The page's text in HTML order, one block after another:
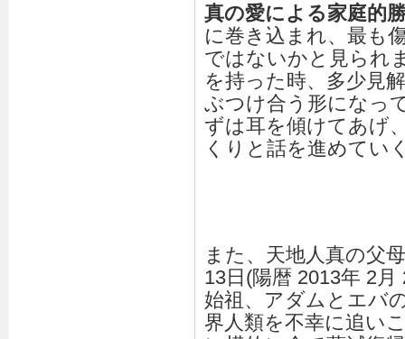
真の愛による家庭的
に巻き込まれ、最も
ではないかと見られ
を持った時、多少見
ぶつけ合う形になっ
ずは耳を傾けてあげ
くりと話を進めてい
また、天地人真の父
13日(陽暦 2013年 2
始祖、アダムとエバ
界人類を不幸に追い